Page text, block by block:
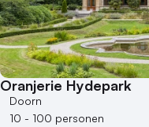
Oranjerie Hydepark
Doorn
10 - 100 personen